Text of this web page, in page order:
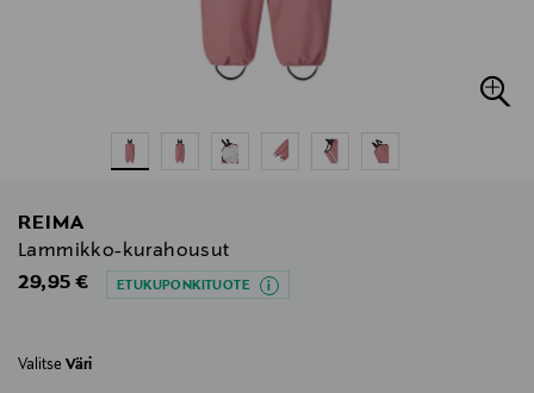
REIMA
Lammikko-kurahousut
Original Price
29,95 € ETUKUPONKITUOTE
Valitse Väri